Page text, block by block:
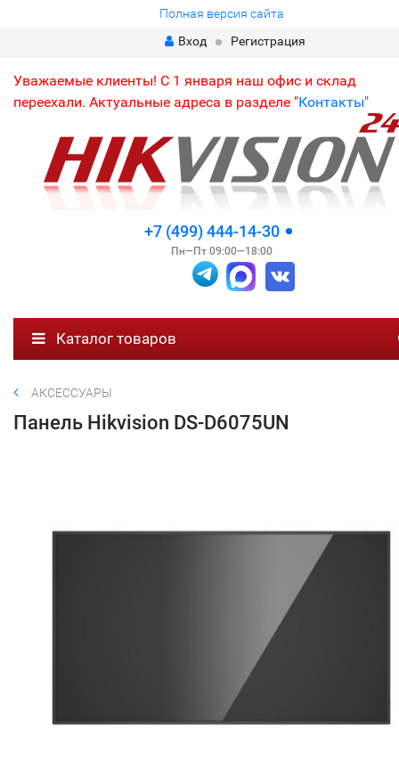
Полная версия сайта
Вход
Регистрация
Уважаемые клиенты! С 1 января наш офис и склад
переехали. Актуальные адреса в разделе "Контакты"
+7 (499) 444-14-30
Пн—Пт 09:00—18:00
Каталог товаров
АКСЕССУАРЫ
Панель Hikvision DS-D6075UN